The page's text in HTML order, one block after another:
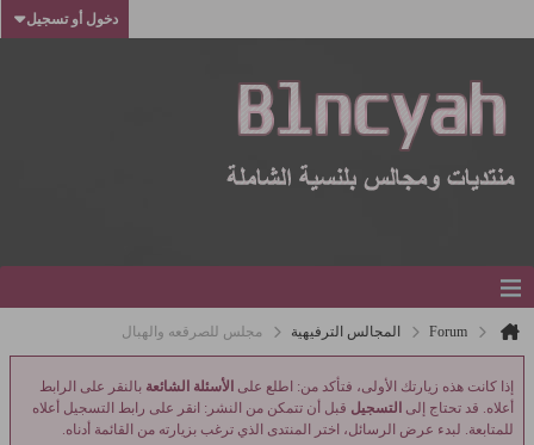
دخول أو تسجيل
Forum المجالس الترفيهية مجلس للصرقعه والهبال
إذا كانت هذه زيارتك الأولى، فتأكد من: اطلع على الأسئلة الشائعة بالنقر على الرابط
أعلاه. قد تحتاج إلى التسجيل قبل أن تتمكن من النشر: انقر على رابط التسجيل أعلاه
للمتابعة. لبدء عرض الرسائل، اختر المنتدى الذي ترغب بزيارته من القائمة أدناه.